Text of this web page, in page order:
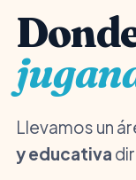
Llevamos un
y educativa